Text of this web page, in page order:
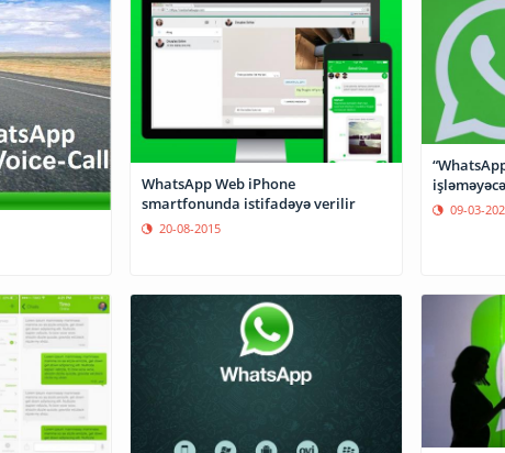
WhatsApp Web iPhone
smartfonunda istifadəyə verilir
20-08-2015
09-03-